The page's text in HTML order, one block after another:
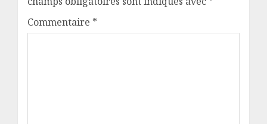
Commentaire *